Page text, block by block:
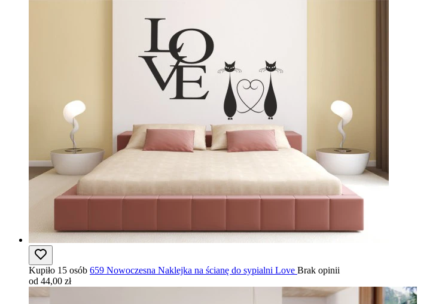
Kupiło 15 osób 659 Nowoczesna Naklejka na ścianę do sypialni Love Brak opinii
od 44,00 zł